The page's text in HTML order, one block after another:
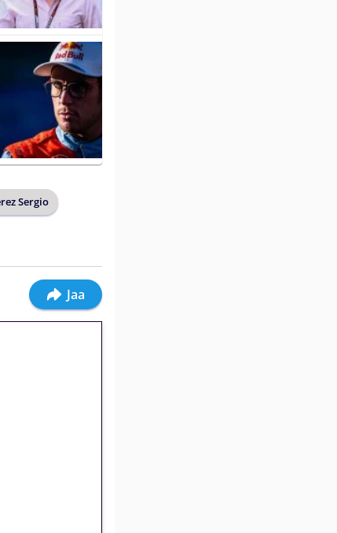
Sergio
Jaa